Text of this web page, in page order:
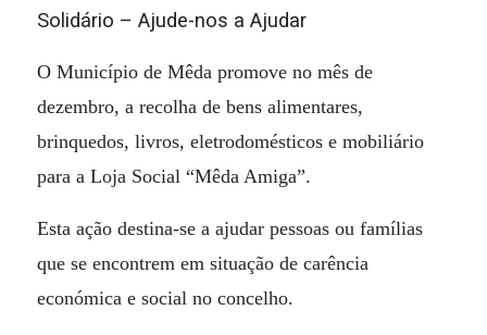
Solidário – Ajude-nos a Ajudar
O Município de Mêda promove no mês de
dezembro, a recolha de bens alimentares,
brinquedos, livros, eletrodomésticos e mobiliário
para a Loja Social “Mêda Amiga”.
Esta ação destina-se a ajudar pessoas ou famílias
que se encontrem em situação de carência
económica e social no concelho.